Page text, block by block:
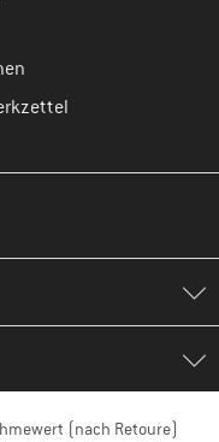
(nach Retoure)